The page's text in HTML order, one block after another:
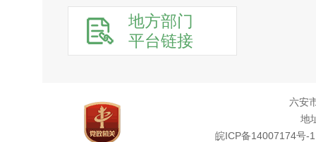
地方部门
平台链接
六安
地
皖ICP备14007174号-1